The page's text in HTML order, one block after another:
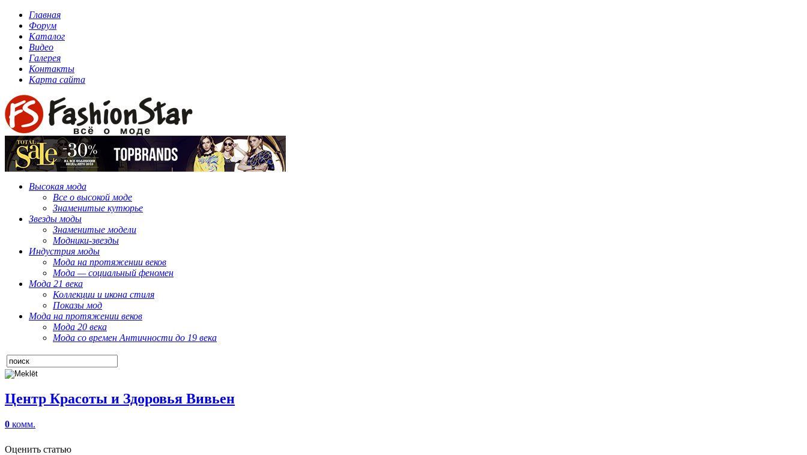
Главная
Форум
Каталог
Видео
Галерея
Контакты
Карта сайта
Высокая мода
Все о высокой моде
Знаменитые кутюрье
Звезды моды
Знаменитые модели
Модники-звезды
Индустрия моды
Мода на протяжении веков
Мода — социальный феномен
Мода 21 века
Коллекции и икона стиля
Показы мод
Мода на протяжении веков
Мода 20 века
Мода со времен Античности до 19 века
Центр Красоты и Здоровья Вивьен
0 комм.
Оценить статью